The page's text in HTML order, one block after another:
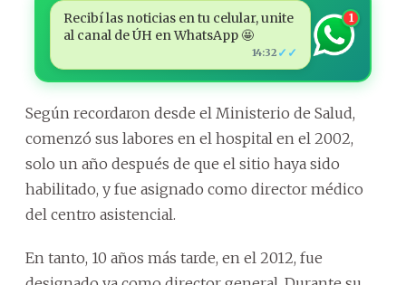
Recibí las noticias en tu celular, unite
al canal de ÚH en WhatsApp 🤩
14:32 ✓✓
1
Según recordaron desde el Ministerio de Salud,
comenzó sus labores en el hospital en el 2002,
solo un año después de que el sitio haya sido
habilitado, y fue asignado como director médico
del centro asistencial.
En tanto, 10 años más tarde, en el 2012, fue